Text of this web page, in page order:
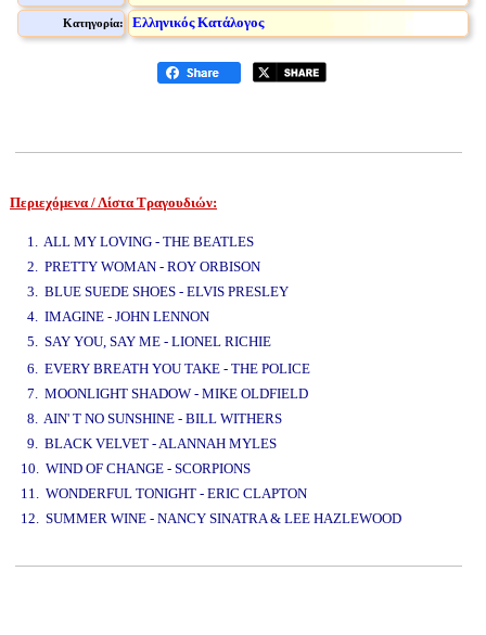
Κατηγορία: Ελληνικός Κατάλογος
Περιεχόμενα / Λίστα Τραγουδιών:
1. ALL MY LOVING - THE BEATLES
2. PRETTY WOMAN - ROY ORBISON
3. BLUE SUEDE SHOES - ELVIS PRESLEY
4. IMAGINE - JOHN LENNON
5. SAY YOU, SAY ME - LIONEL RICHIE
6. EVERY BREATH YOU TAKE - THE POLICE
7. MOONLIGHT SHADOW - MIKE OLDFIELD
8. AIN' T NO SUNSHINE - BILL WITHERS
9. BLACK VELVET - ALANNAH MYLES
10. WIND OF CHANGE - SCORPIONS
11. WONDERFUL TONIGHT - ERIC CLAPTON
12. SUMMER WINE - NANCY SINATRA & LEE HAZLEWOOD